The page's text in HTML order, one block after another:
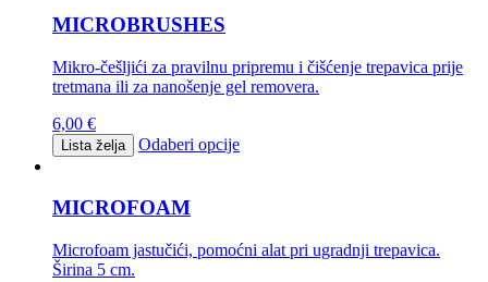
MICROBRUSHES
Mikro-češljići za pravilnu pripremu i čišćenje trepavica prije
tretmana ili za nanošenje gel removera.
6,00 €
Lista želja Odaberi opcije
MICROFOAM
Microfoam jastučići, pomoćni alat pri ugradnji trepavica.
Širina 5 cm.